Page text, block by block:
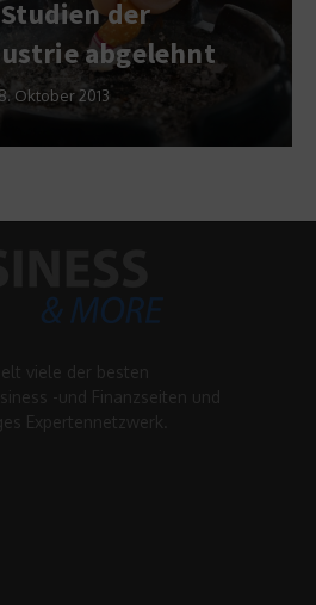
der
abgelehnt
2013
viele der besten
-und Finanzseiten und
Expertennetzwerk.